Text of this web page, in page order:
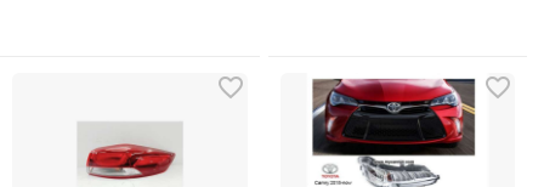
favorite_border favorite_border